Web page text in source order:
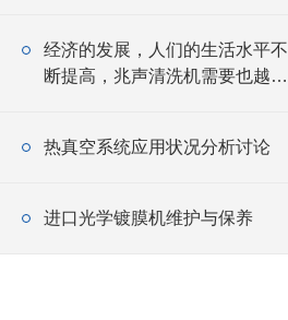
经济的发展，人们的生活水平不
断提高，兆声清洗机需要也越来
热真空系统应用状况分析讨论
进口光学镀膜机维护与保养